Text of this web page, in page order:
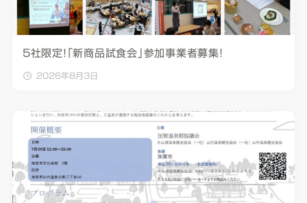
5社限定！「新商品試食会」参加事業者募集！
2026年8月3日